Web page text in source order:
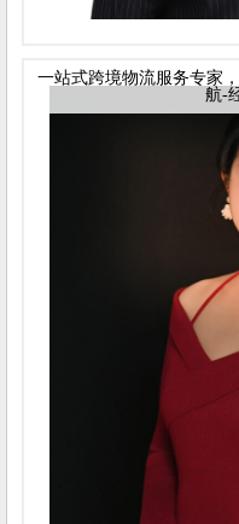
一站式跨境物流服务专家
航-